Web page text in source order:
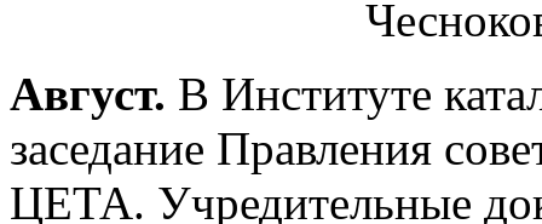
Август. В Институте
заседание Правления
ЦЕТА. Учредительные